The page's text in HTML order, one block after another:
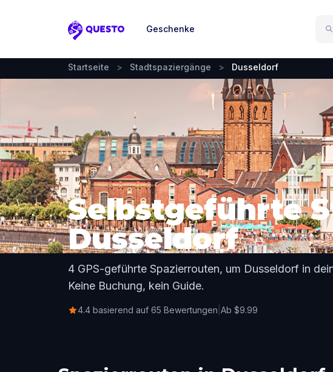
Questo
Geschenke
Startseite > Stadtspaziergänge > Dusseldorf
Selbstgeführte
Dusseldorf
4 GPS-geführte Spazierrouten, um Dusseldorf in
Keine Buchung, kein Guide.
4.4 basierend auf 65 Bewertungen Ab $9.99